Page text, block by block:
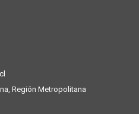
Región Metropolitana